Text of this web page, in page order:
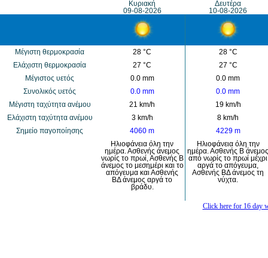
Κυριακή
09-08-2026
Δευτέρα
10-08-2026
Μέγιστη θερμοκρασία 28 °C
28 °C
Eλάχιστη θερμοκρασία
27 °C
27 °C
Μέγιστος υετός
0.0 mm
0.0 mm
Συνολικός υετός
0.0 mm
0.0 mm
Mέγιστη ταχύτητα ανέμου
21 km/h
19 km/h
Eλάχιστη ταχύτητα ανέμου
3 km/h
8 km/h
Σημείο παγοποίησης
4060 m
4229 m
Ηλιοφάνεια όλη την
ημέρα. Ασθενής άνεμος
νωρίς το πρωί, Ασθενής Β
άνεμος το μεσημέρι και το
απόγευμα και Ασθενής
ΒΔ άνεμος αργά το
βράδυ.
Ηλιοφάνεια όλη την
ημέρα. Ασθενής Β άνεμος
από νωρίς το πρωί μέχρι
αργά το απόγευμα,
Ασθενής ΒΔ άνεμος τη
νύχτα.
Click here for 16 day